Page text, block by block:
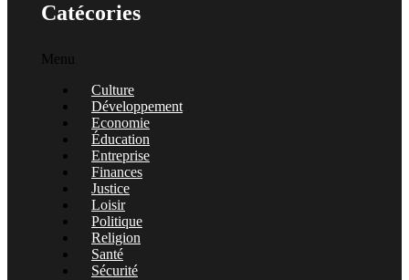
Catécories
Menu
Culture
Développement
Economie
Éducation
Entreprise
Finances
Justice
Loisir
Politique
Religion
Santé
Sécurité